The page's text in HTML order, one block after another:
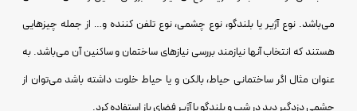
می‌باشد. نوع آژیر یا بلندگو، نوع چشمی، نوع تلفن کننده و… از جمله چیزهایی
هستند که انتخاب آنها نیازمند بررسی نیازهای ساختمان و ساکنین آن می‌باشد. به
عنوان مثال اگر ساختمانی حیاط، بالکن و یا حیاط خلوت داشته باشد می‌توان از